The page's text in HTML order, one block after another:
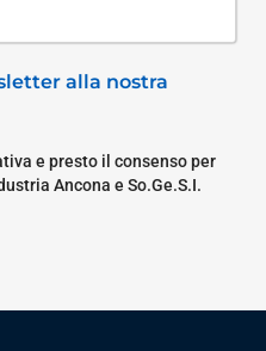
alla nostra
e presto il consenso per
Ancona e So.Ge.S.I.